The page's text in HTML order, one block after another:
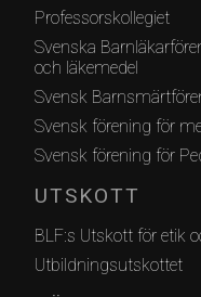
Professorskollegiet
Svenska
och läkemedel
Svensk
Svensk förening för
Svensk förening för
UTSKOTT
BLF:s Utskott för etik
Utbildningsutskottet